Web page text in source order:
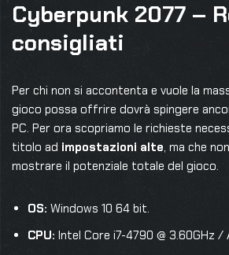
Cyberpunk 2077 –
consigliati
Per chi non si accontenta e vuole la
gioco possa offrire dovrà spingere
PC. Per ora scopriamo le richieste
titolo ad impostazioni alte, ma che
mostrare il potenziale totale del gioco.
OS: Windows 10 64 bit.
CPU: Intel Core i7-4790 @ 3.60GHz /